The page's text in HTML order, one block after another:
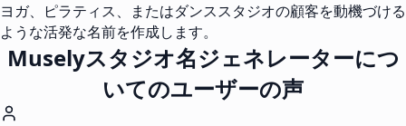
ヨガ、ピラティス、またはダンススタジオの顧客を動機づける
ような活発な名前を作成します。
Muselyスタジオ名ジェネレーターにつ
いてのユーザーの声